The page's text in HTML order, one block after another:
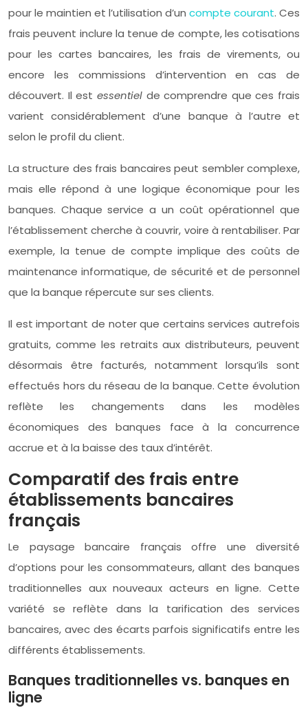
pour le maintien et l’utilisation d’un compte courant. Ces
frais peuvent inclure la tenue de compte, les cotisations
pour les cartes bancaires, les frais de virements, ou
encore les commissions d’intervention en cas de
découvert. Il est essentiel de comprendre que ces frais
varient considérablement d’une banque à l’autre et
selon le profil du client.
La structure des frais bancaires peut sembler complexe,
mais elle répond à une logique économique pour les
banques. Chaque service a un coût opérationnel que
l’établissement cherche à couvrir, voire à rentabiliser. Par
exemple, la tenue de compte implique des coûts de
maintenance informatique, de sécurité et de personnel
que la banque répercute sur ses clients.
Il est important de noter que certains services autrefois
gratuits, comme les retraits aux distributeurs, peuvent
désormais être facturés, notamment lorsqu’ils sont
effectués hors du réseau de la banque. Cette évolution
reflète les changements dans les modèles
économiques des banques face à la concurrence
accrue et à la baisse des taux d’intérêt.
Comparatif des frais entre
établissements bancaires
français
Le paysage bancaire français offre une diversité
d’options pour les consommateurs, allant des banques
traditionnelles aux nouveaux acteurs en ligne. Cette
variété se reflète dans la tarification des services
bancaires, avec des écarts parfois significatifs entre les
différents établissements.
Banques traditionnelles vs. banques en
ligne